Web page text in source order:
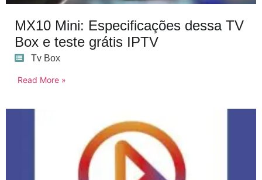
MX10 Mini: Especificações dessa TV
Box e teste grátis IPTV
Tv Box
Read More »